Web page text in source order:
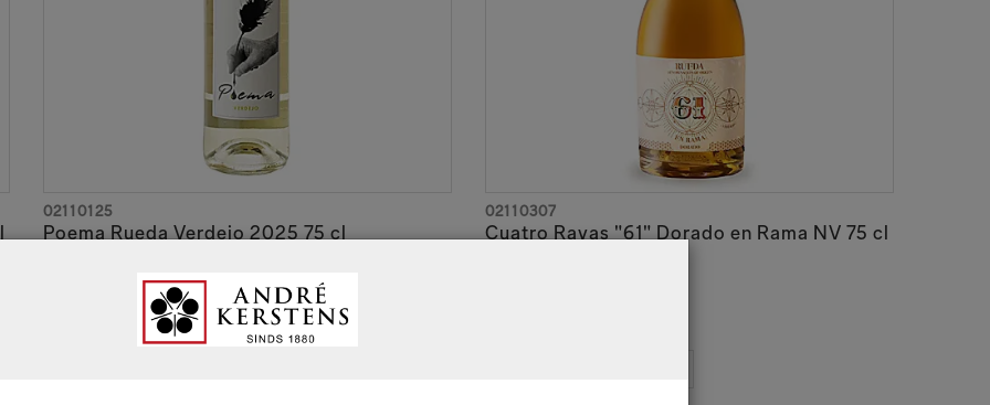
benaming voor een aantal wijngaarden op het kruispunt van vier gemeenten: Cuatro Rayas. Deze
met verdejo en sauvignon blanc. De huidige kwaliteit van de witte wijnen van het wijnhuis is het resultaat van
voor een snelle pluk waarbij de druiven fris blijven en de wijnen aromatisch.
naar tien miljoen flessen per jaar. Dit gaat gepaard met wereldwijde erkenning en marketing. Van de
wijn bij filmfestivals en sportclubs in binnen- en buitenland. Cuatro Rayas maakt naam van China tot de
van vermouths, rode wijn uit de DO Ribera del Duero en mousserende wijnen.
toekomst met een nieuw logistiek centrum, een online shop en de focus op duurzaam en sociaal ondernemen.
van Agrícola Castellana in Bodega Cuatro Rayas. Onder de noemer ‘green & social’ zet het zich vanaf
leven inblazen van de plattelandsbevolking.
Poema Rueda Verdejo 2025 75 cl
Excl. BTW
Incl. BTW
02110125
Cuatro Rayas "61" Dorado en Rama NV 75 cl
02110307